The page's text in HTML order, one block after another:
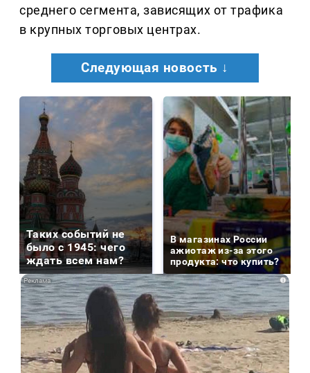
среднего сегмента, зависящих от трафика
в крупных торговых центрах.
Следующая новость ↓
Таких событий не
было с 1945: чего
ждать всем нам?
В магазинах России
ажиотаж из-за этого
продукта: что купить?
i